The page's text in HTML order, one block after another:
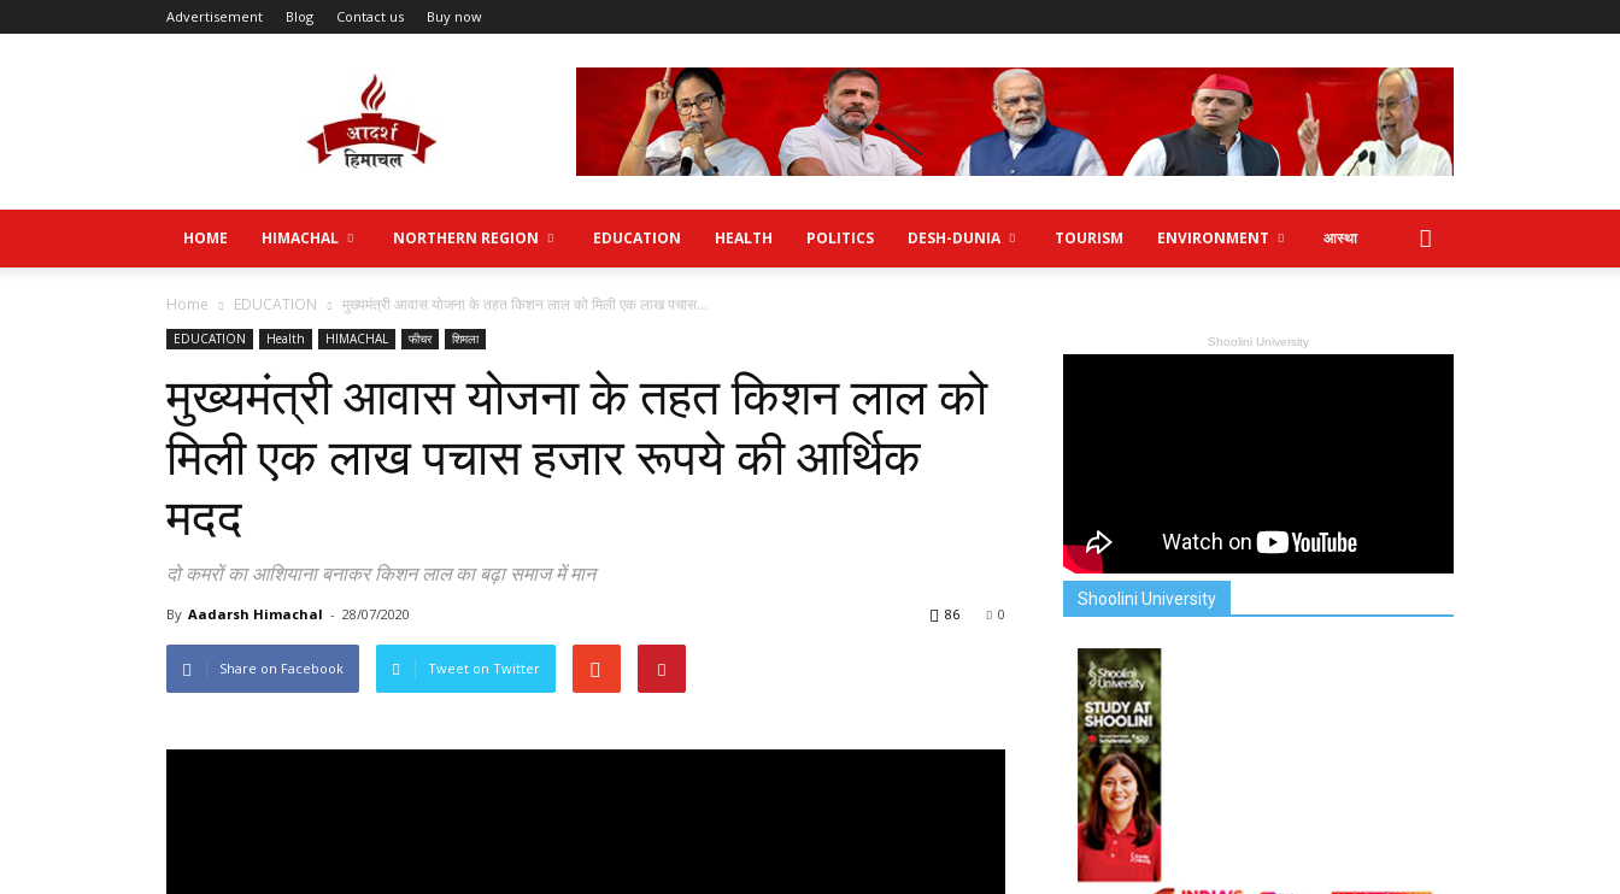
Advertisement Blog Contact us Buy now
HOME HIMACHAL NORTHERN REGION EDUCATION HEALTH POLITICS DESH-DUNIA TOURISM ENVIRONMENT आस्था
Home EDUCATION मुख्यमंत्री आवास योजना के तहत किशन लाल को मिली एक लाख पचास...
EDUCATION Health HIMACHAL फीचर शिमला
मुख्यमंत्री आवास योजना के तहत किशन लाल को
मिली एक लाख पचास हजार रूपये की आर्थिक
मदद
दो कमरों का आशियाना बनाकर किशन लाल का बढ़ा समाज में मान
By Aadarsh Himachal - 28/07/2020 0
86
Share on Facebook Tweet on Twitter
Shoolini University
Shoolini University